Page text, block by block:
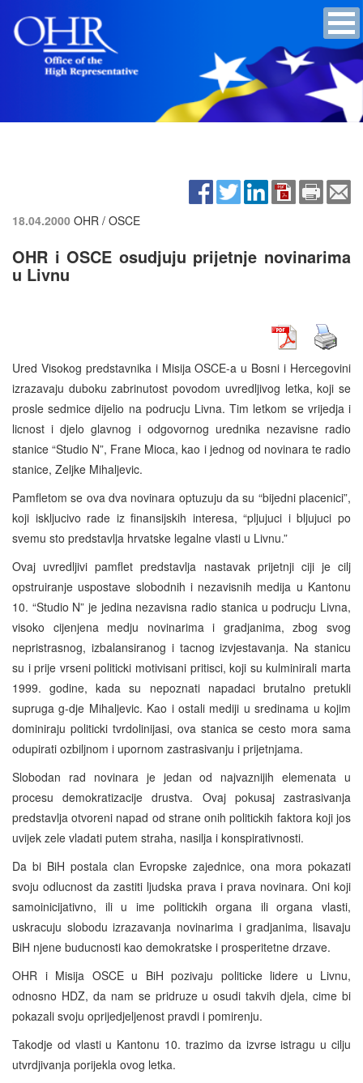
18.04.2000 OHR / OSCE
OHR i OSCE osudjuju prijetnje novinarima
u Livnu
Ured Visokog predstavnika i Misija OSCE-a u Bosni i Hercegovini
izrazavaju duboku zabrinutost povodom uvredljivog letka, koji se
prosle sedmice dijelio na podrucju Livna. Tim letkom se vrijedja i
licnost i djelo glavnog i odgovornog urednika nezavisne radio
stanice “Studio N”, Frane Mioca, kao i jednog od novinara te radio
stanice, Zeljke Mihaljevic.
Pamfletom se ova dva novinara optuzuju da su “bijedni placenici”,
koji iskljucivo rade iz finansijskih interesa, “pljujuci i bljujuci po
svemu sto predstavlja hrvatske legalne vlasti u Livnu.”
Ovaj uvredljivi pamflet predstavlja nastavak prijetnji ciji je cilj
opstruiranje uspostave slobodnih i nezavisnih medija u Kantonu
10. “Studio N” je jedina nezavisna radio stanica u podrucju Livna,
visoko cijenjena medju novinarima i gradjanima, zbog svog
nepristrasnog, izbalansiranog i tacnog izvjestavanja. Na stanicu
su i prije vrseni politicki motivisani pritisci, koji su kulminirali marta
1999. godine, kada su nepoznati napadaci brutalno pretukli
supruga g-dje Mihaljevic. Kao i ostali mediji u sredinama u kojim
dominiraju politicki tvrdolinijasi, ova stanica se cesto mora sama
odupirati ozbiljnom i upornom zastrasivanju i prijetnjama.
Slobodan rad novinara je jedan od najvaznijih elemenata u
procesu demokratizacije drustva. Ovaj pokusaj zastrasivanja
predstavlja otvoreni napad od strane onih politickih faktora koji jos
uvijek zele vladati putem straha, nasilja i konspirativnosti.
Da bi BiH postala clan Evropske zajednice, ona mora pokazati
svoju odlucnost da zastiti ljudska prava i prava novinara. Oni koji
samoinicijativno, ili u ime politickih organa ili organa vlasti,
uskracuju slobodu izrazavanja novinarima i gradjanima, lisavaju
BiH njene buducnosti kao demokratske i prosperitetne drzave.
OHR i Misija OSCE u BiH pozivaju politicke lidere u Livnu,
odnosno HDZ, da nam se pridruze u osudi takvih djela, cime bi
pokazali svoju oprijedjeljenost pravdi i pomirenju.
Takodje od vlasti u Kantonu 10. trazimo da izvrse istragu u cilju
utvrdjivanja porijekla ovog letka.